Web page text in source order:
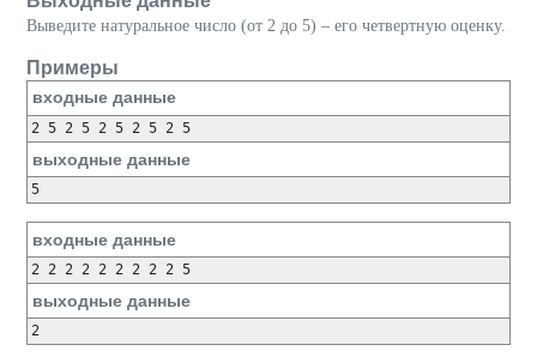
Выведите натуральное число (от 2 до 5) – его четвертную оценку.
Примеры
входные данные
выходные данные
входные данные
выходные данные